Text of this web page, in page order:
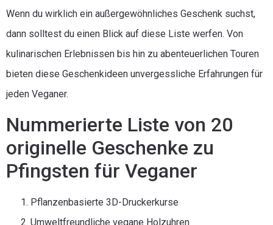
Wenn du wirklich ein außergewöhnliches Geschenk suchst,
dann solltest du einen Blick auf diese Liste werfen. Von
kulinarischen Erlebnissen bis hin zu abenteuerlichen Touren
bieten diese Geschenkideen unvergessliche Erfahrungen für
jeden Veganer.
Nummerierte Liste von 20
originelle Geschenke zu
Pfingsten für Veganer
Pflanzenbasierte 3D-Druckerkurse
Umweltfreundliche vegane Holzuhren